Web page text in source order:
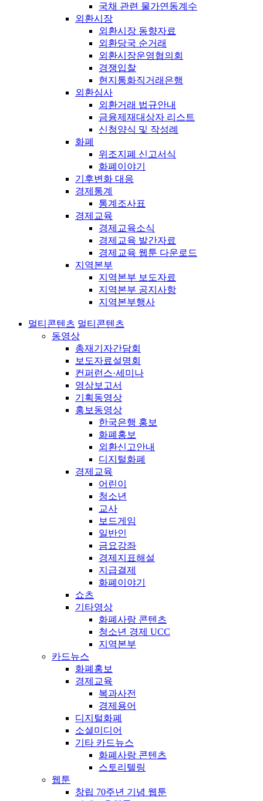
국채 관련 물가연동계수
외환시장
외환시장 동향자료
외환당국 순거래
외환시장운영협의회
경쟁입찰
현지통화직거래은행
외환심사
외환거래 법규안내
금융제재대상자 리스트
신청양식 및 작성례
화폐
위조지폐 신고서식
화폐이야기
기후변화 대응
경제통계
통계조사표
경제교육
경제교육소식
경제교육 발간자료
경제교육 웹툰 다운로드
지역본부
지역본부 보도자료
지역본부 공지사항
지역본부행사
멀티콘텐츠 멀티콘텐츠
동영상
총재기자간담회
보도자료설명회
컨퍼런스·세미나
영상보고서
기획동영상
홍보동영상
한국은행 홍보
화폐홍보
외환신고안내
디지털화폐
경제교육
어린이
청소년
교사
보드게임
일반인
금요강좌
경제지표해설
지급결제
화폐이야기
쇼츠
기타영상
화폐사랑 콘텐츠
청소년 경제 UCC
지역본부
카드뉴스
화폐홍보
경제교육
복과사전
경제용어
디지털화폐
소셜미디어
기타 카드뉴스
화폐사랑 콘텐츠
스토리텔링
웹툰
창립 70주년 기념 웹툰